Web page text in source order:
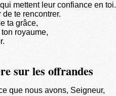
mettent leur confiance en toi.
te rencontrer.
ta grâce,
royaume,
sur les offrandes
que nous avons, Seigneur,